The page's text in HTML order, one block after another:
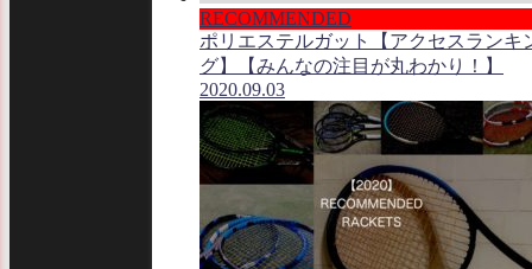
RECOMMENDED
ポリエステルガット【アクセスランキ
グ】【みんなの注目が丸わかり！】
2020.09.03